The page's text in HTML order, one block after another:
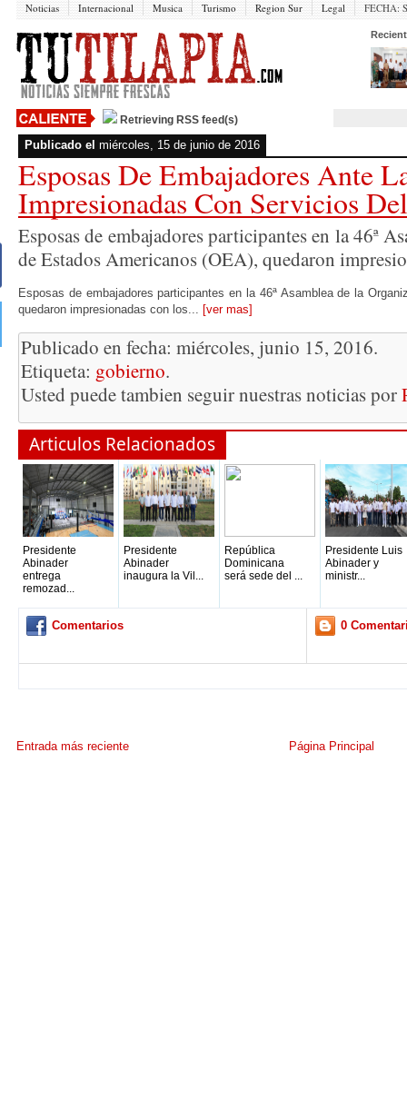
Noticias Internacional Musica Turismo Region Sur Legal FECHA:
Retrieving RSS feed(s)
Publicado el miércoles, 15 de junio de 2016
Esposas De Embajadores Ante
Impresionadas Con Servicios
Esposas de embajadores participantes en la 46ª
de Estados Americanos (OEA), quedaron
Esposas de embajadores participantes en la 46ª Asamblea de la
quedaron impresionadas con los... [ver mas]
Publicado en fecha: miércoles, junio 15, 2016.
Etiqueta: gobierno.
Usted puede tambien seguir nuestras noticias por
Articulos Relacionados
Presidente
Abinader
entrega
remozad...
Presidente
Abinader
inaugura la Vil...
República
Dominicana
será sede del ...
Presidente Luis
Abinader y
ministr...
Comentarios 0
Entrada más reciente Página Principal